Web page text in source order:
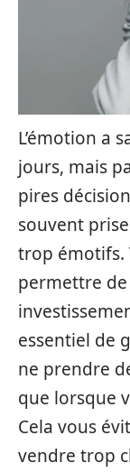
L’émotion a
jours, mais
pires
souvent
trop émotifs.
permettre
essentiel de
ne prendre
que lorsque
Cela vous
vendre trop